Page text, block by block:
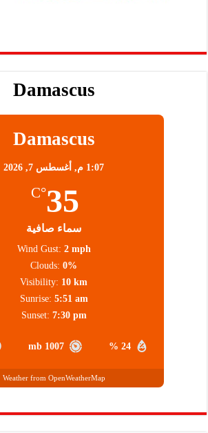
Damascus
Damascus
1:07 م, أغسطس 7, 2026
35
°C
سماء صافية
24 %
1007 mb
Wind Gust: 2 mph
Clouds: 0%
Visibility: 10 km
Sunrise: 5:51 am
Sunset: 7:30 pm
Weather from OpenWeatherMap